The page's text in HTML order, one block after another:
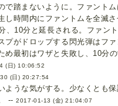
で踏まないように。ファント
し時間内にファントムを全滅
、10分と延長される。ファン
プがドロップする閃光弾はフ
め最初はワザと失敗し、10分
(日) 10:06:52
(日) 20:27:54
ような気がする。少なくとも
--2017-01-13 (金) 21:04:07